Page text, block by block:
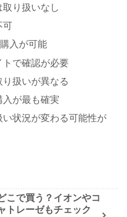
り扱いなし
可
入が可能
で確認が必要
扱いが異なる
入が最も確実
状況が変わる可能性が
こで買う？イオンやコ
トレーゼもチェック